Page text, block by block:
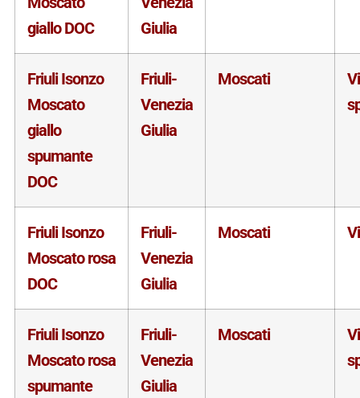
giallo DOC
Giulia
Friuli Isonzo
Moscato
giallo
spumante
DOC
Friuli-
Venezia
Giulia
Moscati
Friuli Isonzo
Moscato rosa
DOC
Friuli-
Venezia
Giulia
Moscati
Friuli Isonzo
Moscato rosa
spumante
Friuli-
Venezia
Giulia
Moscati